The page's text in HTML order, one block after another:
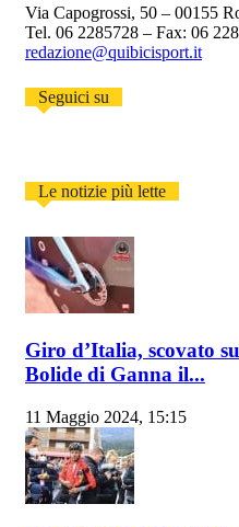
Via Capogrossi, 50 – 00155
Tel. 06 2285728 – Fax: 06
redazione@quibicisport.it
Seguici su
Le notizie più lette
Giro d’Italia, scovato
Bolide di Ganna il...
11 Maggio 2024, 15:15